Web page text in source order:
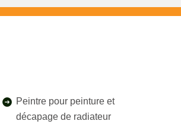
Peintre pour peinture et
décapage de radiateur